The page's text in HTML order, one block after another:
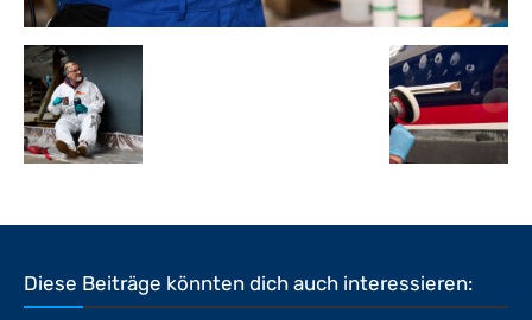
Diese Beiträge könnten dich auch interessieren: